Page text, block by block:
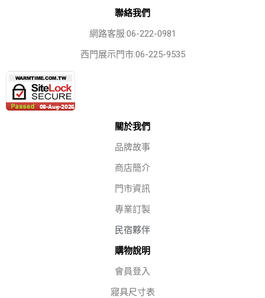
聯絡我們
網路客服:06-222-0981
西門展示門市:06-225-9535
關於我們
品牌故事
商店簡介
門市資訊
專業訂製
民宿夥伴
購物說明
會員登入
寢具尺寸表